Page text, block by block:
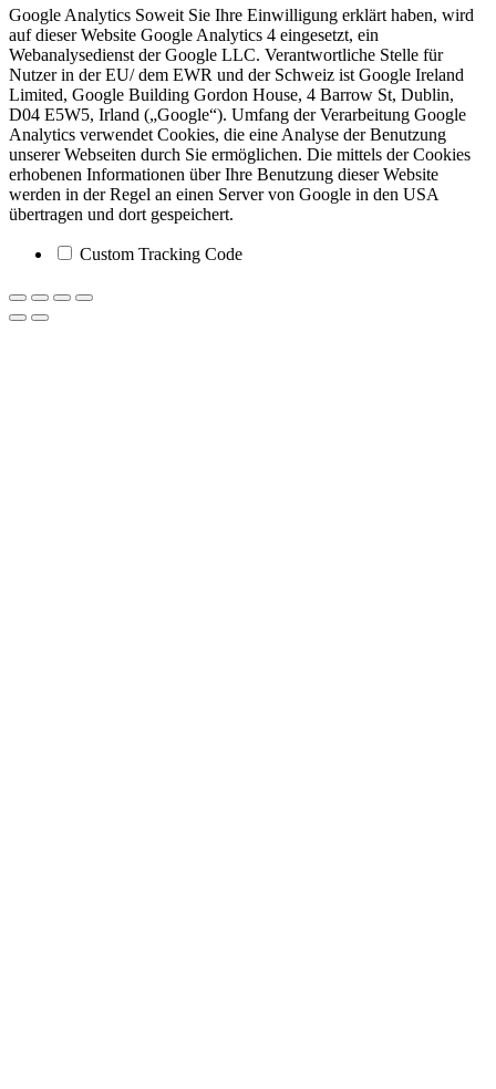
Google Analytics Soweit Sie Ihre Einwilligung erklärt haben, wird
auf dieser Website Google Analytics 4 eingesetzt, ein
Webanalysedienst der Google LLC. Verantwortliche Stelle für
Nutzer in der EU/ dem EWR und der Schweiz ist Google Ireland
Limited, Google Building Gordon House, 4 Barrow St, Dublin,
D04 E5W5, Irland („Google“). Umfang der Verarbeitung Google
Analytics verwendet Cookies, die eine Analyse der Benutzung
unserer Webseiten durch Sie ermöglichen. Die mittels der Cookies
erhobenen Informationen über Ihre Benutzung dieser Website
werden in der Regel an einen Server von Google in den USA
übertragen und dort gespeichert.
Custom Tracking Code